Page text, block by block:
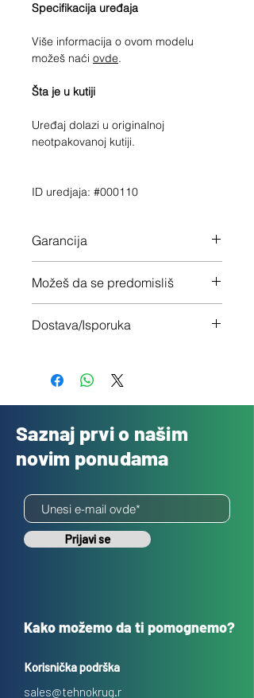
Specifikacija uređaja
Više informacija o ovom modelu
možeš naći ovde.
Šta je u kutiji
Uređaj dolazi u originalnoj
neotpakovanoj kutiji.
ID uredjaja: #000110
Garancija
Možeš da se predomisliš
nisi zadovoljan
Dostava/Isporuka
Saznaj prvi o našim
novim ponudama
Prijavi se
Kako možemo da ti pomognemo?
Korisnička podrška
sales@tehnokrug.r